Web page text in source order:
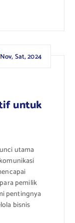
Nov, Sat, 2024
untuk
utama
pemilik
pentingnya
bisnis